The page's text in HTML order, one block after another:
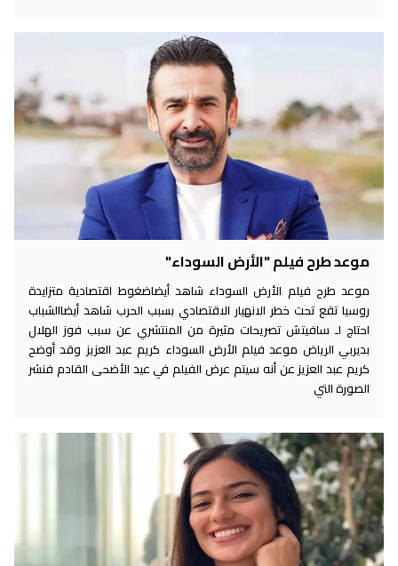
موعد طرح فيلم "الأرض السوداء"
موعد طرح فيلم الأرض السوداء شاهد أيضاضغوط اقتصادية متزايدة
روسيا تقع تحت خطر الانهيار الاقتصادي بسبب الحرب شاهد أيضاالشباب
احتاج لـ سافيتش تصريحات مثيرة من المنتشري عن سبب فوز الهلال
بديربي الرياض موعد فيلم الأرض السوداء كريم عبد العزيز وقد أوضح
كريم عبد العزيز عن أنه سيتم عرض الفيلم في عيد الأضحى القادم فنشر
الصورة التي